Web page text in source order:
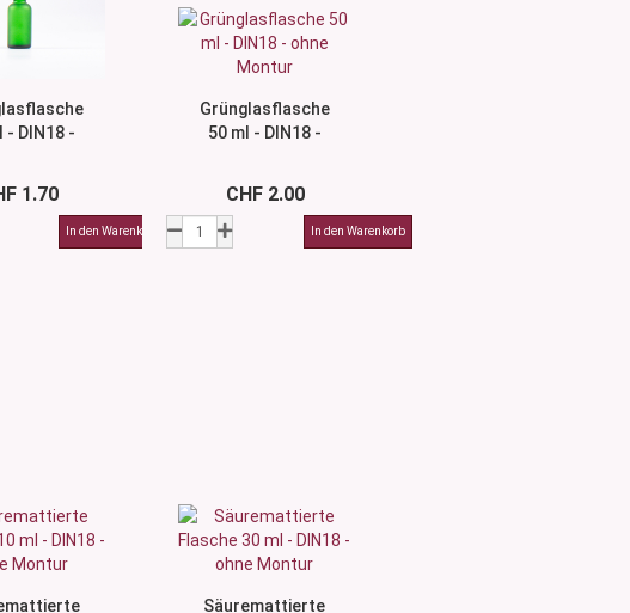
- DIN18 -
1.70
Grünglasflasche
50 ml - DIN18 -
CHF 2.00
Säuremattierte